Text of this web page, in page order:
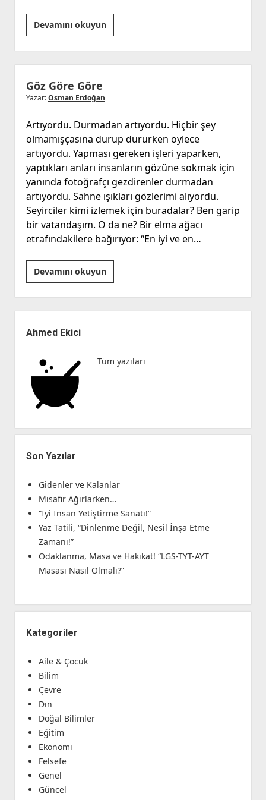
Devamını okuyunAŞK
Göz Göre Göre
Yazar:Osman Erdoğan
Artıyordu. Durmadan artıyordu. Hiçbir şey
olmamışçasına durup dururken öylece
artıyordu. Yapması gereken işleri yaparken,
yaptıkları anları insanların gözüne sokmak için
yanında fotoğrafçı gezdirenler durmadan
artıyordu. Sahne ışıkları gözlerimi alıyordu.
Seyirciler kimi izlemek için buradalar? Ben garip
bir vatandaşım. O da ne? Bir elma ağacı
etrafındakilere bağırıyor: “En iyi ve en…
Devamını okuyunGöz
Göre
Göre
Menü
Ahmed Ekici
Tüm yazıları
Son Yazılar
Gidenler ve Kalanlar
Misafir Ağırlarken…
“İyi İnsan Yetiştirme Sanatı!”
Yaz Tatili, “Dinlenme Değil, Nesil İnşa Etme
Zamanı!”
Odaklanma, Masa ve Hakikat! “LGS-TYT-AYT
Masası Nasıl Olmalı?”
Kategoriler
Aile & Çocuk
Bilim
Çevre
Din
Doğal Bilimler
Eğitim
Ekonomi
Felsefe
Genel
Güncel